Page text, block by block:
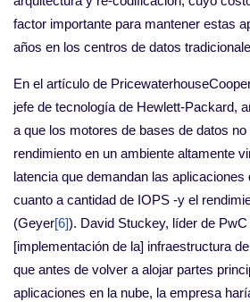
factor importante para mantener estas
años en los centros de datos
En el artículo de
jefe de tecnología de Hewlett-Packard,
a que los motores de bases de datos no
rendimiento en un ambiente altamente
latencia que demandan las aplicaciones
cuanto a cantidad de IOPS -y el
(Geyer[6]). David Stuckey, líder de
[implementación de la] infraestructura
que antes de volver a alojar partes
aplicaciones en la nube, la empresa